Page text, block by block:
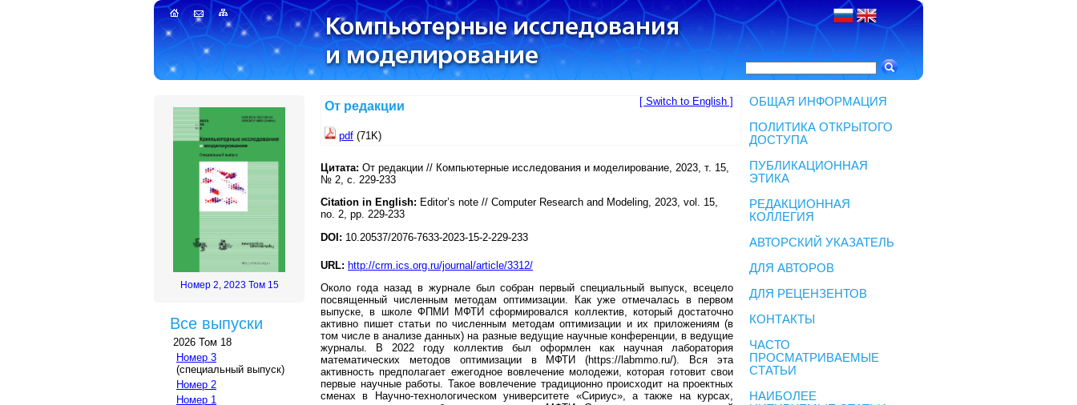
Номер 2, 2023 Том 15
Все выпуски
2026 Том 18
Номер 3
(специальный выпуск)
Номер 2
Номер 1
[ Switch to English ]
От редакции
pdf (71K)
Цитата: От редакции // Компьютерные исследования и моделирование, 2023, т. 15,
№ 2, с. 229-233
Citation in English: Editor’s note // Computer Research and Modeling, 2023, vol. 15,
no. 2, pp. 229-233
DOI: 10.20537/2076-7633-2023-15-2-229-233
URL: http://crm.ics.org.ru/journal/article/3312/
Около года назад в журнале был собран первый специальный выпуск, всецело
посвященный численным методам оптимизации. Как уже отмечалась в первом
выпуске, в школе ФПМИ МФТИ сформировался коллектив, который достаточно
активно пишет статьи по численным методам оптимизации и их приложениям (в
том числе в анализе данных) на разные ведущие научные конференции, в ведущие
журналы. В 2022 году коллектив был оформлен как научная лаборатория
математических методов оптимизации в МФТИ (https://labmmo.ru/). Вся эта
активность предполагает ежегодное вовлечение молодежи, которая готовит свои
первые научные работы. Такое вовлечение традиционно происходит на проектных
сменах в Научно-технологическом университете «Сириус», а также на курсах,
ОБЩАЯ ИНФОРМАЦИЯ
ПОЛИТИКА ОТКРЫТОГО
ДОСТУПА
ПУБЛИКАЦИОННАЯ
ЭТИКА
РЕДАКЦИОННАЯ
КОЛЛЕГИЯ
АВТОРСКИЙ УКАЗАТЕЛЬ
ДЛЯ АВТОРОВ
ДЛЯ РЕЦЕНЗЕНТОВ
КОНТАКТЫ
ЧАСТО
ПРОСМАТРИВАЕМЫЕ
СТАТЬИ
НАИБОЛЕЕ